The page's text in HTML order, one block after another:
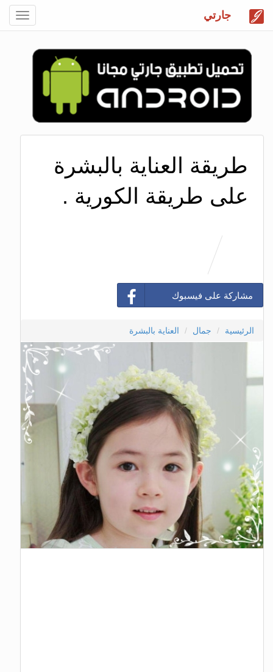
جارتي
طريقة العناية بالبشرة
على طريقة الكورية .
مشاركة على فيسبوك
الرئيسية جمال العناية بالبشرة